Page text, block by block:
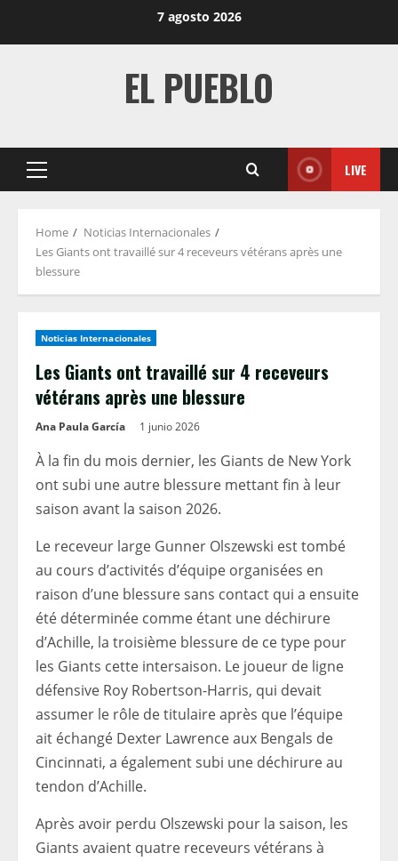
7 agosto 2026
EL PUEBLO
Primary
LIVE
Home
Noticias Internacionales
Les Giants ont travaillé sur 4 receveurs vétérans après une
blessure
Noticias Internacionales
Les Giants ont travaillé sur 4 receveurs
vétérans après une blessure
Ana Paula García 1 junio 2026
À la fin du mois dernier, les Giants de New York
ont ​​subi une autre blessure mettant fin à leur
saison avant la saison 2026.
Le receveur large Gunner Olszewski est tombé
au cours d’activités d’équipe organisées en
raison d’une blessure sans contact qui a ensuite
été déterminée comme étant une déchirure
d’Achille, la troisième blessure de ce type pour
les Giants cette intersaison. Le joueur de ligne
défensive Roy Robertson-Harris, qui devait
assumer le rôle de titulaire après que l’équipe
ait échangé Dexter Lawrence aux Bengals de
Cincinnati, a également subi une déchirure au
tendon d’Achille.
Après avoir perdu Olszewski pour la saison, les
Giants avaient quatre receveurs vétérans à